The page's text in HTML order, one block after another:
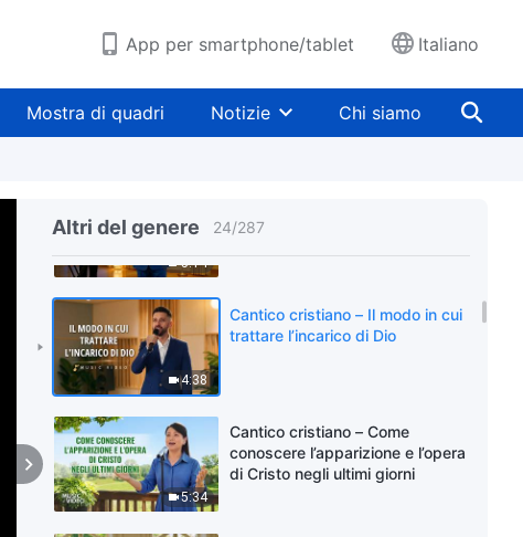
App per smartphone/tablet Italiano
Mostra di quadri Notizie Chi siamo
Altri del genere 24/287
essere perfezionato
5:14
sinceri di Dio riescono a rimanere
saldi nelle prove
4:38
Cantico cristiano – Il modo in cui
trattare l’incarico di Dio
5:34
Cantico cristiano – Come
conoscere l’apparizione e l’opera
di Cristo negli ultimi giorni